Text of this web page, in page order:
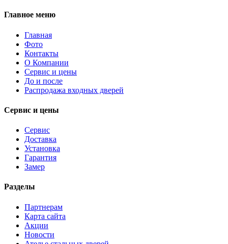
Главное меню
Главная
Фото
Контакты
О Компании
Сервис и цены
До и после
Распродажа входных дверей
Сервис и цены
Сервис
Доставка
Установка
Гарантия
Замер
Разделы
Партнерам
Карта сайта
Акции
Новости